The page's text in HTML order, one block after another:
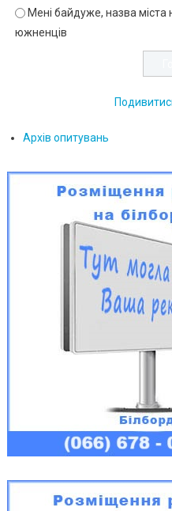
Мені байдуже, назва міста
южненців
Архів опитувань